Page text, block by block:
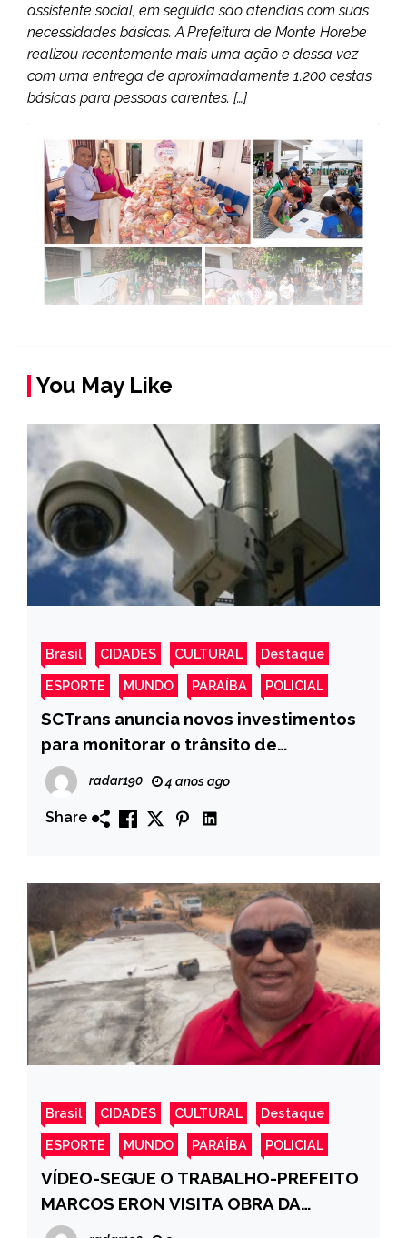
assistente social, em seguida são atendias com suas
necessidades básicas. A Prefeitura de Monte Horebe
realizou recentemente mais uma ação e dessa vez
com uma entrega de aproximadamente 1.200 cestas
básicas para pessoas carentes. […]
You May Like
Brasil CIDADES CULTURAL Destaque
ESPORTE MUNDO PARAÍBA POLICIAL
SCTrans anuncia novos investimentos
para monitorar o trânsito de
Cajazeiras
radar190 4 anos ago
Share
Brasil CIDADES CULTURAL Destaque
ESPORTE MUNDO PARAÍBA POLICIAL
VÍDEO-SEGUE O TRABALHO-PREFEITO
MARCOS ERON VISITA OBRA DA
CONSTRUÇÃO DA PASSAGEM